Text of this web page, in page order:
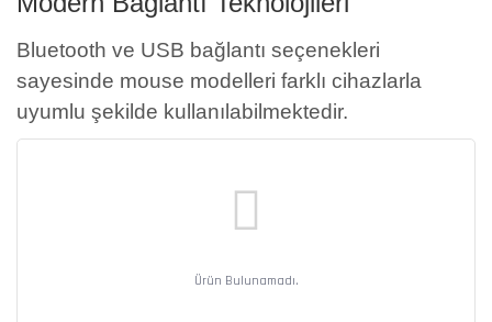
Bluetooth ve USB bağlantı seçenekleri
sayesinde mouse modelleri farklı cihazlarla
uyumlu şekilde kullanılabilmektedir.
Ürün Bulunamadı.